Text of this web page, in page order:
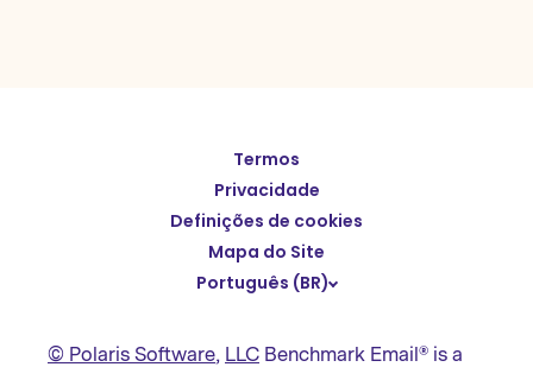
Termos
Privacidade
Definições de cookies
Mapa do Site
Português (BR)
English
Español
Deutsch
繁體中文
© Polaris Software, LLC Benchmark Email® is a